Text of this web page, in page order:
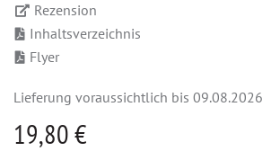
Rezension
Inhaltsverzeichnis
Flyer
Lieferung voraussichtlich bis 09.08.2026
19,80 €